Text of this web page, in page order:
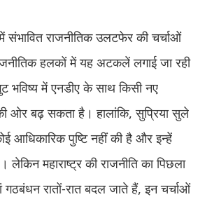
संभावित राजनीतिक उलटफेर की चर्चाओं
हलकों में यह अटकलें लगाई जा रही
भविष्य में एनडीए के साथ किसी नए
ओर बढ़ सकता है। हालांकि, सुप्रिया सुले
आधिकारिक पुष्टि नहीं की है और इन्हें
महाराष्ट्र की राजनीति का पिछला
रातों-रात बदल जाते हैं, इन चर्चाओं